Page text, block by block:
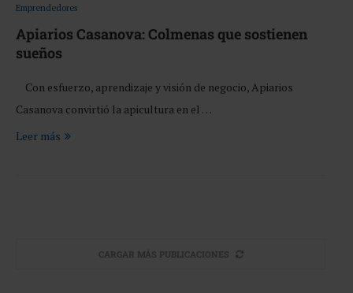
Emprendedores
Apiarios Casanova: Colmenas que sostienen
sueños
Con esfuerzo, aprendizaje y visión de negocio, Apiarios
Casanova convirtió la apicultura en el …
Leer más
CARGAR MÁS PUBLICACIONES